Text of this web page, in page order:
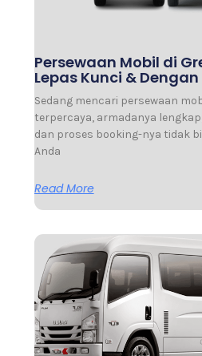
Persewaan Mobil di
Lepas Kunci & Dengan
Sedang mencari persewaan
terpercaya, armadanya
dan proses booking-nya tidak
Anda
Read More